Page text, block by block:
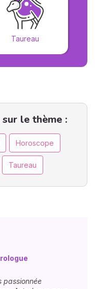
Taureau
le thème :
Horoscope
Taureau
passionnée